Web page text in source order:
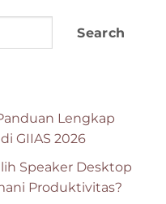
Search
Lengkap
GIIAS 2026
Speaker Desktop
Produktivitas?